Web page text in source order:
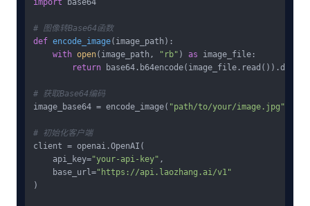
import base64
# 图像转Base64函数
def encode_image( image_path ):
with open(image_path, "rb" ) as image_file:
return
# 获取Base64编码
image_base64 = encode_image( "path/to/your/image.jpg"
# 初始化客户端
client = openai.OpenAI(
    api_key=
"your-api-key" ,
    base_url=
"https://api.laozhang.ai/v1"
)